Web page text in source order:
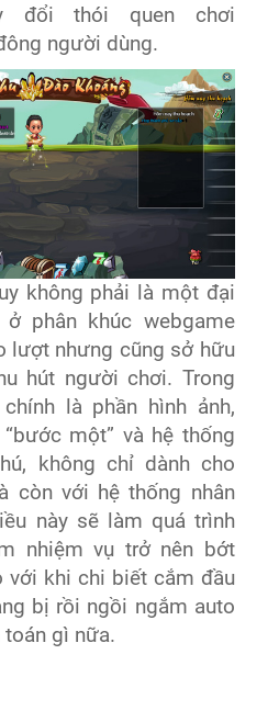
đổi thói quen chơi
người dùng.
không phải là một đại
phân khúc webgame
lượt nhưng cũng sở hữu
hút người chơi. Trong
là phần hình ảnh,
một” và hệ thống
không chỉ dành cho
còn với hệ thống nhân
này sẽ làm quá trình
nhiệm vụ trở nên bớt
với khi chi biết cắm đầu
bị rồi ngồi ngắm auto
gì nữa.